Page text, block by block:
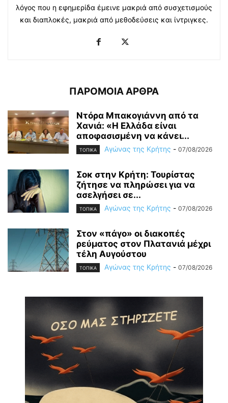
λόγος που η εφημερίδα έμεινε μακριά από συσχετισμούς
και διαπλοκές, μακριά από μεθοδεύσεις και ίντριγκες.
ΠΑΡΟΜΟΙΑ ΑΡΘΡΑ
Ντόρα Μπακογιάννη από τα
Χανιά: «Η Ελλάδα είναι
αποφασισμένη να κάνει...
ΤΟΠΙΚΑ Αγώνας της Κρήτης - 07/08/2026
Σοκ στην Κρήτη: Τουρίστας
ζήτησε να πληρώσει για να
ασελγήσει σε...
ΤΟΠΙΚΑ Αγώνας της Κρήτης - 07/08/2026
Στον «πάγο» οι διακοπές
ρεύματος στον Πλατανιά μέχρι
τέλη Αυγούστου
ΤΟΠΙΚΑ Αγώνας της Κρήτης - 07/08/2026